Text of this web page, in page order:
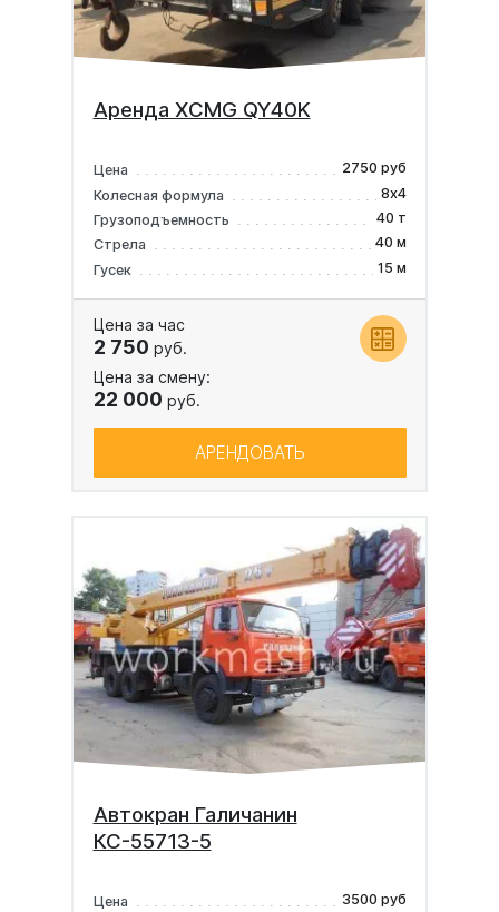
Аренда XCMG QY40K
Цена
2750 руб
Колесная формула
8х4
Грузоподъемность
40 т
Стрела
40 м
Гусек
15 м
Цена за час
2 750 руб.
Цена за смену:
22 000 руб.
АРЕНДОВАТЬ
Автокран Галичанин
КС-55713-5
Цена
3500 руб